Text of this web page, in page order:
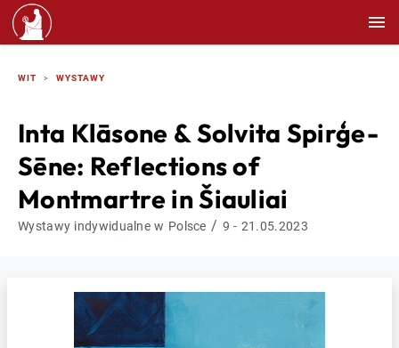
WIT WYSTAWY
Inta Klāsone & Solvita Spirģe-
Sēne: Reflections of
Montmartre in Šiauliai
Wystawy indywidualne w Polsce / 9 - 21.05.2023